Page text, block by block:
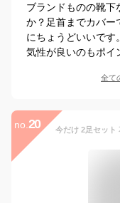
ブランドものの靴下
か？足首までカバー
にちょうどいいです
気性が良いのもポイ
全て
no. 20